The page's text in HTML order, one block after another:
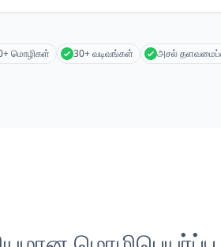
மொழிகள் 30+ வடிவங்கள் அசல்